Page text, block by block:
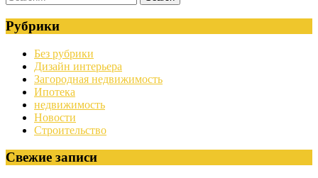
Рубрики
Без рубрики
Дизайн интерьера
Загородная недвижимость
Ипотека
недвижимость
Новости
Строительство
Свежие записи